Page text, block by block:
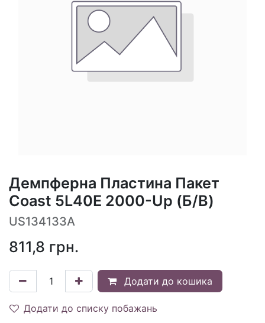
Демпферна Пластина Пакет
Coast 5L40E 2000-Up (Б/В)
US134133A
811,8 грн.
Додати до кошика
Додати до списку побажань